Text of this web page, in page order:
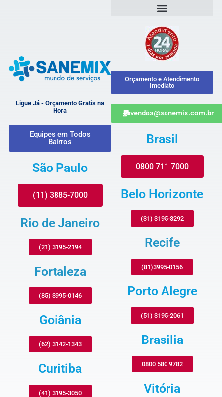
Ligue Já - Orçamento Gratis na
Hora
Equipes em Todos
Bairros
São Paulo
(11) 3885-7000
Rio de Janeiro
(21) 3195-2194
Fortaleza
(85) 3995-0146
Goiânia
(62) 3142-1343
Curitiba
(41) 3195-3050
Orçamento e Atendimento
Imediato
vendas@sanemix.com.br
Brasil
0800 711 7000
Belo Horizonte
(31) 3195-3292
Recife
(81)3995-0156
Porto Alegre
(51) 3195-2061
Brasilia
0800 580 9782
Vitória